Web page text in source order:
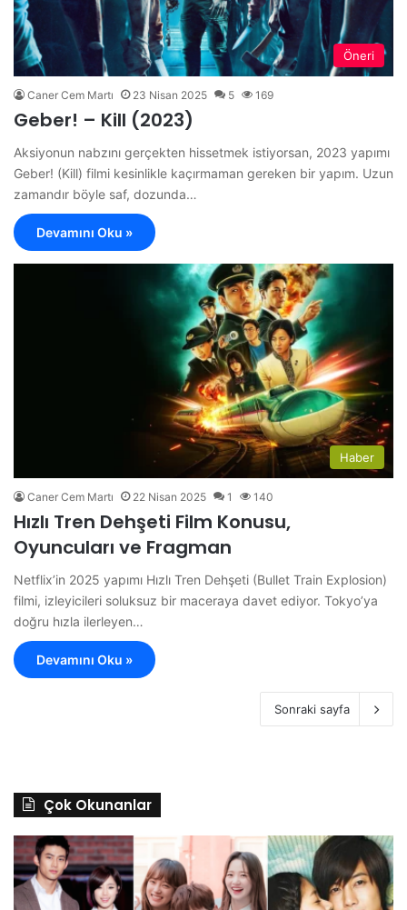
Öneri
Caner Cem Martı 23 Nisan 2025 5 169
Geber! – Kill (2023)
Aksiyonun nabzını gerçekten hissetmek istiyorsan, 2023 yapımı
Geber! (Kill) filmi kesinlikle kaçırmaman gereken bir yapım. Uzun
zamandır böyle saf, dozunda…
Devamını Oku »
Haber
Caner Cem Martı 22 Nisan 2025 1 140
Hızlı Tren Dehşeti Film Konusu,
Oyuncuları ve Fragman
Netflix’in 2025 yapımı Hızlı Tren Dehşeti (Bullet Train Explosion)
filmi, izleyicileri soluksuz bir maceraya davet ediyor. Tokyo’ya
doğru hızla ilerleyen…
Devamını Oku »
Sonraki sayfa
Çok Okunanlar